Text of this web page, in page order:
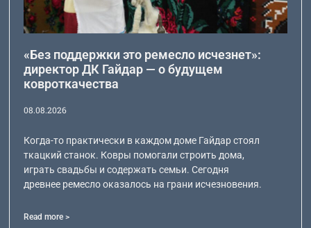
«Без поддержки это ремесло исчезнет»:
директор ДК Гайдар — о будущем
ковроткачества
08.08.2026
Когда-то практически в каждом доме Гайдар стоял
ткацкий станок. Ковры помогали строить дома,
играть свадьбы и содержать семьи. Сегодня
древнее ремесло оказалось на грани исчезновения.
Read more >